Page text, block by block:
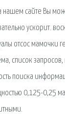
сайте Вы
ускорит.
отсос
список
поиска
0,125-0,25